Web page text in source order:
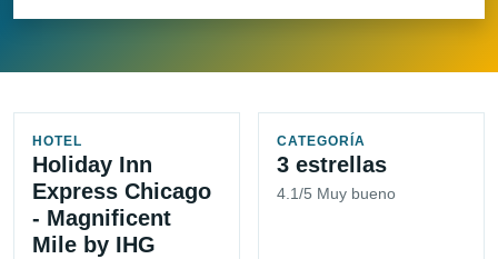
HOTEL
Holiday Inn
Express Chicago
- Magnificent
Mile by IHG
CATEGORÍA
3 estrellas
4.1/5 Muy bueno